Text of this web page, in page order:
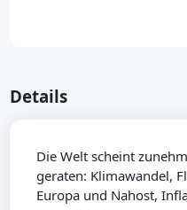
Details
Die Welt scheint
geraten: Klimawandel,
Europa und Nahost,